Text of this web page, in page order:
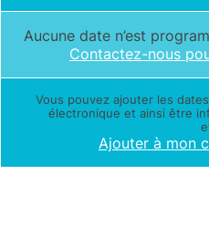
Aucune date n’est
Contactez-nous
Vous pouvez ajouter les
électronique et ainsi être
Ajouter à mon